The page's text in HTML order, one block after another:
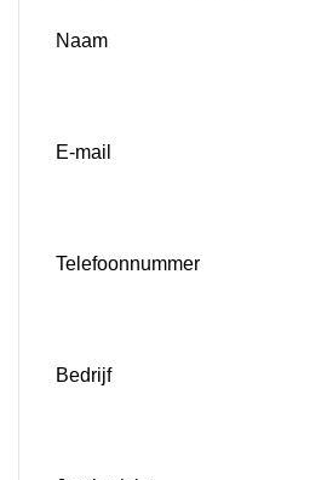
Naam
E-mail
Telefoonnummer
Bedrijf